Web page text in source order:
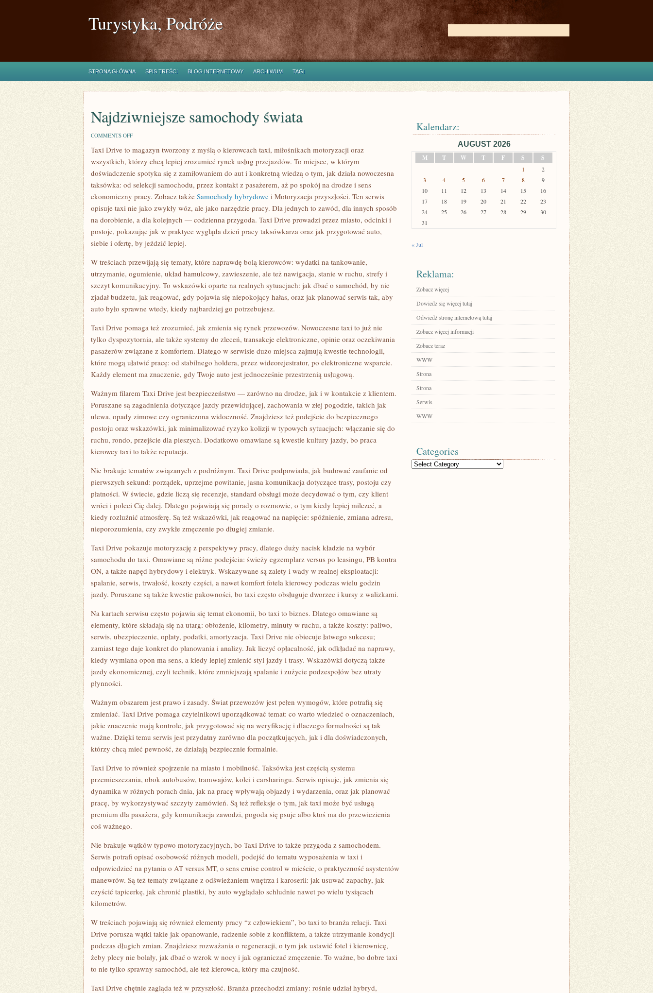
Turystyka, Podróże
STRONA GŁÓWNA SPIS TREŚCI BLOG INTERNETOWY ARCHIWUM TAGI
Najdziwniejsze samochody świata
COMMENTS OFFON
SAMOCHODY
Taxi Drive to magazyn tworzony z myślą o kierowcach taxi, miłośnikach motoryzacji oraz
wszystkich, którzy chcą lepiej zrozumieć rynek usług przejazdów. To miejsce, w którym
doświadczenie spotyka się z zamiłowaniem do aut i konkretną wiedzą o tym, jak działa nowoczesna
taksówka: od selekcji samochodu, przez kontakt z pasażerem, aż po spokój na drodze i sens
ekonomiczny pracy. Zobacz także Samochody hybrydowe i Motoryzacja przyszłości. Ten serwis
opisuje taxi nie jako zwykły wóz, ale jako narzędzie pracy. Dla jednych to zawód, dla innych sposób
na dorobienie, a dla kolejnych — codzienna przygoda. Taxi Drive prowadzi przez miasto, odcinki i
postoje, pokazując jak w praktyce wygląda dzień pracy taksówkarza oraz jak przygotować auto,
siebie i ofertę, by jeździć lepiej.
W treściach przewijają się tematy, które naprawdę bolą kierowców: wydatki na tankowanie,
utrzymanie, ogumienie, układ hamulcowy, zawieszenie, ale też nawigacja, stanie w ruchu, strefy i
szczyt komunikacyjny. To wskazówki oparte na realnych sytuacjach: jak dbać o samochód, by nie
zjadał budżetu, jak reagować, gdy pojawia się niepokojący hałas, oraz jak planować serwis tak, aby
auto było sprawne wtedy, kiedy najbardziej go potrzebujesz.
Taxi Drive pomaga też zrozumieć, jak zmienia się rynek przewozów. Nowoczesne taxi to już nie
tylko dyspozytornia, ale także systemy do zleceń, transakcje elektroniczne, opinie oraz oczekiwania
pasażerów związane z komfortem. Dlatego w serwisie dużo miejsca zajmują kwestie technologii,
które mogą ułatwić pracę: od stabilnego holdera, przez wideorejestrator, po elektroniczne wsparcie.
Każdy element ma znaczenie, gdy Twoje auto jest jednocześnie przestrzenią usługową.
Ważnym filarem Taxi Drive jest bezpieczeństwo — zarówno na drodze, jak i w kontakcie z klientem.
Poruszane są zagadnienia dotyczące jazdy przewidującej, zachowania w złej pogodzie, takich jak
ulewa, opady zimowe czy ograniczona widoczność. Znajdziesz też podejście do bezpiecznego
postoju oraz wskazówki, jak minimalizować ryzyko kolizji w typowych sytuacjach: włączanie się do
ruchu, rondo, przejście dla pieszych. Dodatkowo omawiane są kwestie kultury jazdy, bo praca
kierowcy taxi to także reputacja.
Nie brakuje tematów związanych z podróżnym. Taxi Drive podpowiada, jak budować zaufanie od
pierwszych sekund: porządek, uprzejme powitanie, jasna komunikacja dotyczące trasy, postoju czy
płatności. W świecie, gdzie liczą się recenzje, standard obsługi może decydować o tym, czy klient
wróci i poleci Cię dalej. Dlatego pojawiają się porady o rozmowie, o tym kiedy lepiej milczeć, a
kiedy rozluźnić atmosferę. Są też wskazówki, jak reagować na napięcie: spóźnienie, zmiana adresu,
nieporozumienia, czy zwykłe zmęczenie po długiej zmianie.
Taxi Drive pokazuje motoryzację z perspektywy pracy, dlatego duży nacisk kładzie na wybór
samochodu do taxi. Omawiane są różne podejścia: świeży egzemplarz versus po leasingu, PB kontra
ON, a także napęd hybrydowy i elektryk. Wskazywane są zalety i wady w realnej eksploatacji:
spalanie, serwis, trwałość, koszty części, a nawet komfort fotela kierowcy podczas wielu godzin
jazdy. Poruszane są także kwestie pakowności, bo taxi często obsługuje dworzec i kursy z walizkami.
Na kartach serwisu często pojawia się temat ekonomii, bo taxi to biznes. Dlatego omawiane są
elementy, które składają się na utarg: obłożenie, kilometry, minuty w ruchu, a także koszty: paliwo,
serwis, ubezpieczenie, opłaty, podatki, amortyzacja. Taxi Drive nie obiecuje łatwego sukcesu;
zamiast tego daje konkret do planowania i analizy. Jak liczyć opłacalność, jak odkładać na naprawy,
kiedy wymiana opon ma sens, a kiedy lepiej zmienić styl jazdy i trasy. Wskazówki dotyczą także
jazdy ekonomicznej, czyli technik, które zmniejszają spalanie i zużycie podzespołów bez utraty
płynności.
Ważnym obszarem jest prawo i zasady. Świat przewozów jest pełen wymogów, które potrafią się
zmieniać. Taxi Drive pomaga czytelnikowi uporządkować temat: co warto wiedzieć o oznaczeniach,
jakie znaczenie mają kontrole, jak przygotować się na weryfikację i dlaczego formalności są tak
ważne. Dzięki temu serwis jest przydatny zarówno dla początkujących, jak i dla doświadczonych,
którzy chcą mieć pewność, że działają bezpiecznie formalnie.
Taxi Drive to również spojrzenie na miasto i mobilność. Taksówka jest częścią systemu
przemieszczania, obok autobusów, tramwajów, kolei i carsharingu. Serwis opisuje, jak zmienia się
dynamika w różnych porach dnia, jak na pracę wpływają objazdy i wydarzenia, oraz jak planować
pracę, by wykorzystywać szczyty zamówień. Są też refleksje o tym, jak taxi może być usługą
premium dla pasażera, gdy komunikacja zawodzi, pogoda się psuje albo ktoś ma do przewiezienia
coś ważnego.
Nie brakuje wątków typowo motoryzacyjnych, bo Taxi Drive to także przygoda z samochodem.
Serwis potrafi opisać osobowość różnych modeli, podejść do tematu wyposażenia w taxi i
odpowiedzieć na pytania o AT versus MT, o sens cruise control w mieście, o praktyczność asystentów
manewrów. Są też tematy związane z odświeżaniem wnętrza i karoserii: jak usuwać zapachy, jak
czyścić tapicerkę, jak chronić plastiki, by auto wyglądało schludnie nawet po wielu tysiącach
kilometrów.
W treściach pojawiają się również elementy pracy “z człowiekiem”, bo taxi to branża relacji. Taxi
Drive porusza wątki takie jak opanowanie, radzenie sobie z konfliktem, a także utrzymanie kondycji
podczas długich zmian. Znajdziesz rozważania o regeneracji, o tym jak ustawić fotel i kierownicę,
żeby plecy nie bolały, jak dbać o wzrok w nocy i jak ograniczać zmęczenie. To ważne, bo dobre taxi
to nie tylko sprawny samochód, ale też kierowca, który ma czujność.
Taxi Drive chętnie zagląda też w przyszłość. Branża przechodzi zmiany: rośnie udział hybryd,
Kalendarz:
AUGUST 2026
M
T W T F S S
1
2
3
4 5 6 7 8
9
10
11 12 13 14 15
16
17
18 19 20 21 22
23
24
25 26 27 28 29
30
31
« Jul
Reklama:
Zobacz więcej
Dowiedz się więcej tutaj
Odwiedź stronę internetową tutaj
Zobacz więcej informacji
Zobacz teraz
WWW
Strona
Strona
Serwis
WWW
Categories
Categories